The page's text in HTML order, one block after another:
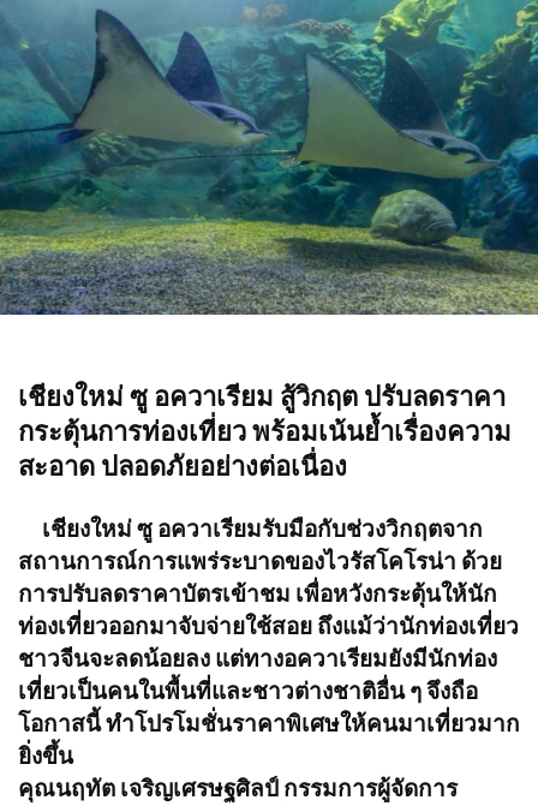
เชียงใหม่ ซู อควาเรียม สู้วิกฤต ปรับลดราคา
กระตุ้นการท่องเที่ยว พร้อมเน้นย้ำเรื่องความ
สะอาด ปลอดภัยอย่างต่อเนื่อง
เชียงใหม่ ซู อควาเรียมรับมือกับช่วงวิกฤตจาก
สถานการณ์การแพร่ระบาดของไวรัสโคโรน่า ด้วย
การปรับลดราคาบัตรเข้าชม เพื่อหวังกระตุ้นให้นัก
ท่องเที่ยวออกมาจับจ่ายใช้สอย ถึงแม้ว่านักท่องเที่ยว
ชาวจีนจะลดน้อยลง แต่ทางอควาเรียมยังมีนักท่อง
เที่ยวเป็นคนในพื้นที่และชาวต่างชาติอื่น ๆ จึงถือ
โอกาสนี้ ทำโปรโมชั่นราคาพิเศษให้คนมาเที่ยวมาก
ยิ่งขึ้น
คุณนฤทัต เจริญเศรษฐศิลป์ กรรมการผู้จัดการ